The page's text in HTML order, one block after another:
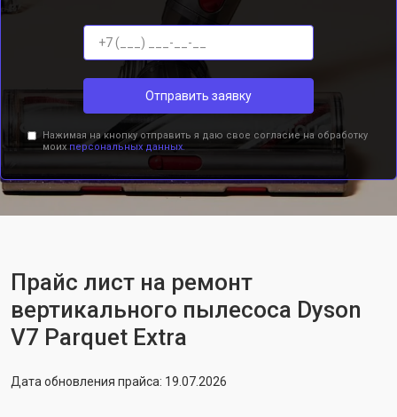
Отправить заявку
Нажимая на кнопку отправить я даю свое согласие на обработку
моих персональных данных.
Прайс лист на ремонт
вертикального пылесоса Dyson
V7 Parquet Extra
Дата обновления прайса: 19.07.2026